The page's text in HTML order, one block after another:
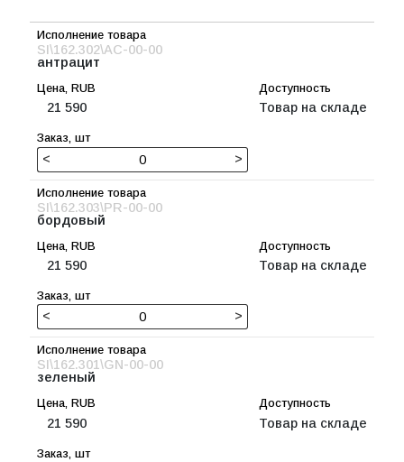
SI\162.302\AC-00-00
антрацит
21 590 Товар на складе
< >
SI\162.303\PR-00-00
бордовый
21 590 Товар на складе
< >
SI\162.301\GN-00-00
зеленый
21 590 Товар на складе